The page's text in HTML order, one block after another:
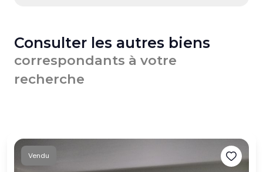
Consulter les autres biens
correspondants à votre
recherche
Vendu